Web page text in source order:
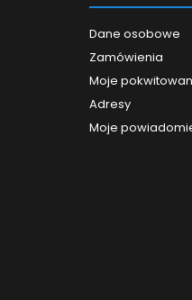
Dane osobowe
Zamówienia
Moje
Adresy
Moje